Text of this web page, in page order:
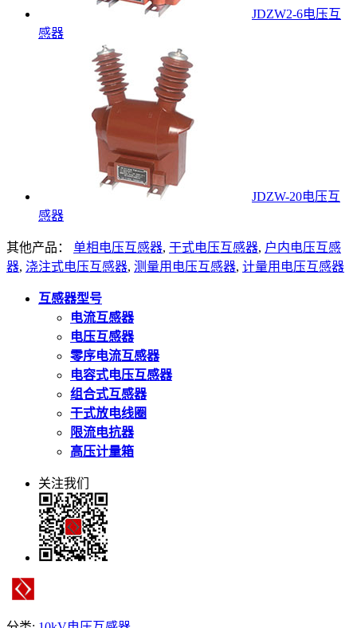
JDZW2-6电压互
感器
JDZW-20电压互
感器
其他产品： 单相电压互感器, 干式电压互感器, 户内电压互感
器, 浇注式电压互感器, 测量用电压互感器, 计量用电压互感器
互感器型号
电流互感器
电压互感器
零序电流互感器
电容式电压互感器
组合式互感器
干式放电线圈
限流电抗器
高压计量箱
关注我们